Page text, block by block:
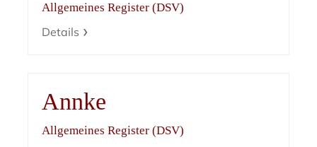
Allgemeines Register (DSV)
Details
Annke
Allgemeines Register (DSV)